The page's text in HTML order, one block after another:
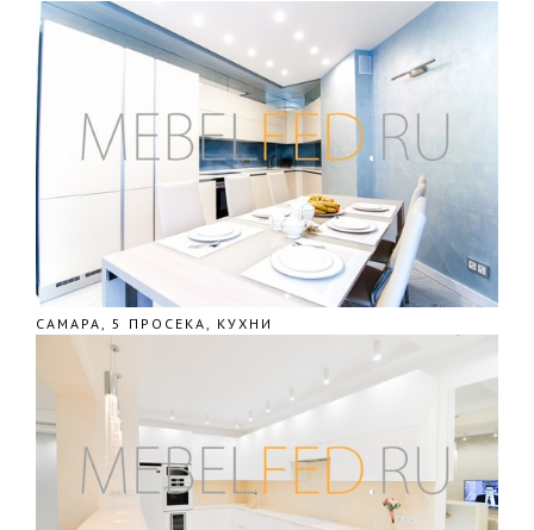
САМАРА, 5 ПРОСЕКА, КУХНИ